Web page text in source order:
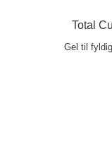
Total
Gel til